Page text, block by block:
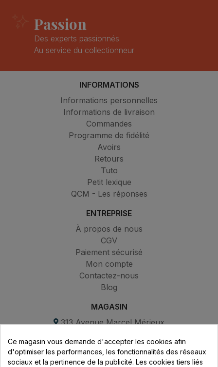
Passion
Des experts passionnés
Au service du collectionneur
INFORMATIONS
Informations personnelles
Informations de livraison
Commandes
Programme de fidélité
Avoirs
Retours
Tuto
Petit lexique
QCM - Les réponses
ENTREPRISE
À propos de nous
CGV
Paiement sécurisé
Mon compte
Contactez-nous
Blog
MAGASIN
313 Avenue Marcel Mérieux
69530 Brignais
Ce magasin vous demande d'accepter les cookies afin
d'optimiser les performances, les fonctionnalités des réseaux
sociaux et la pertinence de la publicité. Les cookies tiers liés